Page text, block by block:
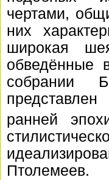
чертами,
них
широкая
обведённые
собрании
ранней
Птолемеев.